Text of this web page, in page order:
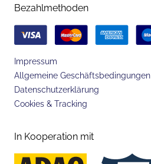
Bezahlmethoden
Impressum
Allgemeine Geschäftsbedingungen
Datenschutzerklärung
Cookies & Tracking
In Kooperation mit